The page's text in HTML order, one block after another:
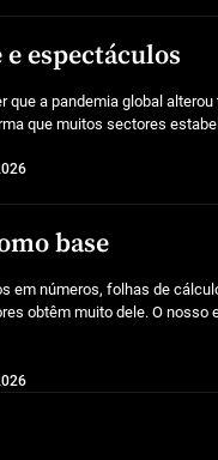
espectáculos
que a pandemia global alterou
que muitos sectores
base
em números, folhas de
obtêm muito dele. O nosso